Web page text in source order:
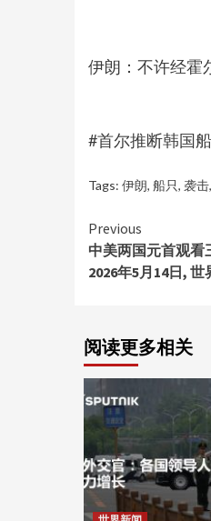
伊朗：不许经霍
#首尔推断韩国
Tags: 伊朗, 船只, 袭击,
Continue
Reading
Previous
中美两国元首观看
2026年5月14日, 世
阅读更多相关